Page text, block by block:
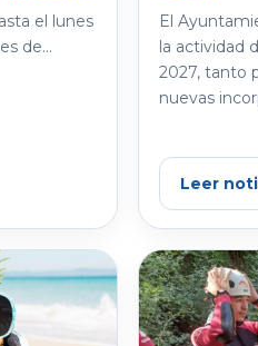
el lunes
de...
El
la actividad
2027, tanto
nuevas
Leer